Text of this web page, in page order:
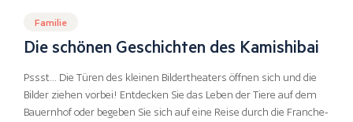
Familie
Die schönen Geschichten des Kamishibai
Pssst… Die Türen des kleinen Bildertheaters öffnen sich und die
Bilder ziehen vorbei! Entdecken Sie das Leben der Tiere auf dem
Bauernhof oder begeben Sie sich auf eine Reise durch die Franche-